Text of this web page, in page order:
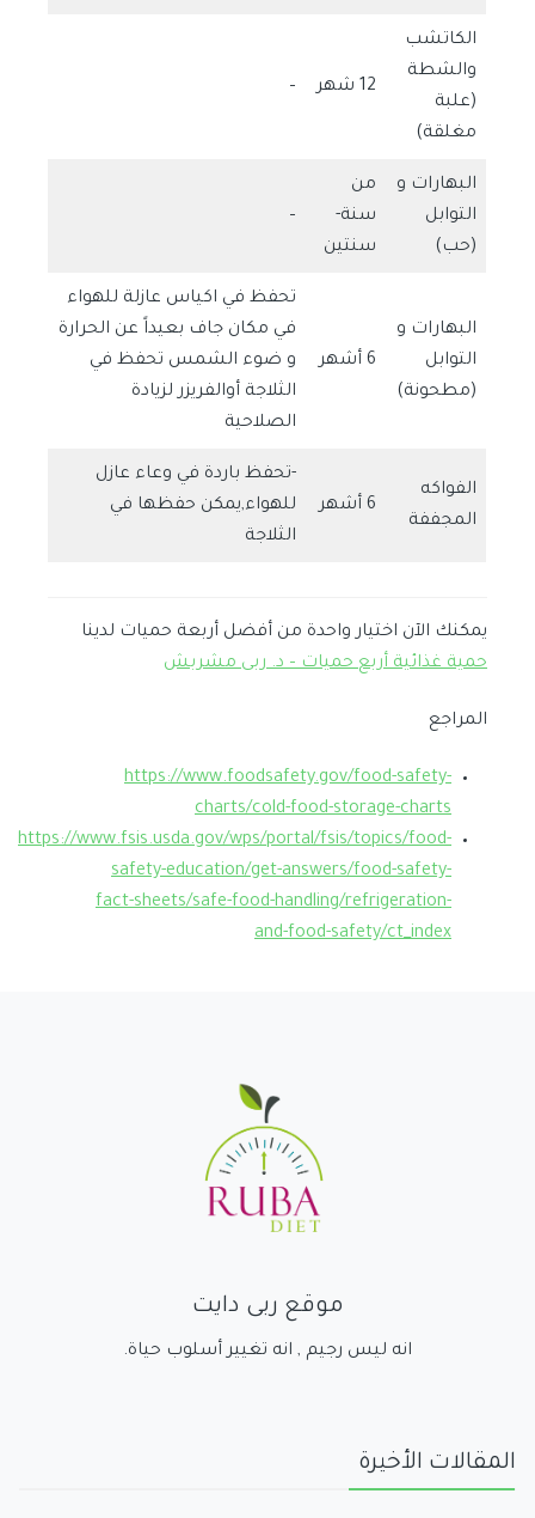
الكاتشب
والشطة
(علبة
مغلقة)
12 شهر –
البهارات و
التوابل
(حب)
من
سنة-
سنتين
–
البهارات و
التوابل
(مطحونة)
6 أشهر
تحفظ في اكياس عازلة للهواء
في مكان جاف بعيداً عن الحرارة
و ضوء الشمس تحفظ في
الثلاجة أوالفريزر لزيادة
الصلاحية
الفواكه
المجففة
6 أشهر
-تحفظ باردة في وعاء عازل
للهواء,يمكن حفظها في
الثلاجة
يمكنك الآن اختيار واحدة من أفضل أربعة حميات لدينا
حمية غذائية أربع حميات – د. ربى مشربش
المراجع
https://www.foodsafety.gov/food-safety-
charts/cold-food-storage-charts
https://www.fsis.usda.gov/wps/portal/fsis/topics/food-
safety-education/get-answers/food-safety-
fact-sheets/safe-food-handling/refrigeration-
and-food-safety/ct_index
موقع ربى دايت
انه ليس رجيم , انه تغيير أسلوب حياة.
المقالات الأخيرة